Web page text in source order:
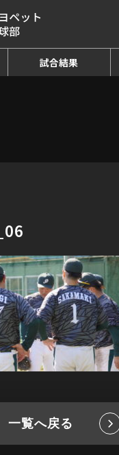
試合結果
HOME
一覧へ戻る